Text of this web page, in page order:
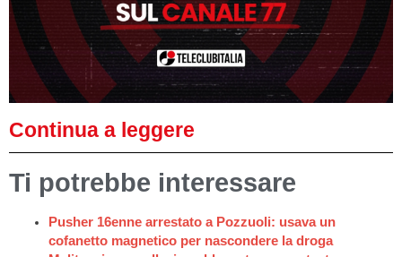
Continua a leggere
Ti potrebbe interessare
Pusher 16enne arrestato a Pozzuoli: usava un
cofanetto magnetico per nascondere la droga